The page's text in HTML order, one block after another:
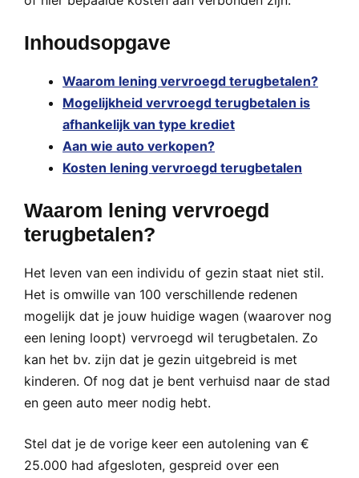
Inhoudsopgave
Waarom lening vervroegd terugbetalen?
Mogelijkheid vervroegd terugbetalen is
afhankelijk van type krediet
Aan wie auto verkopen?
Kosten lening vervroegd terugbetalen
Waarom lening vervroegd
terugbetalen?
Het leven van een individu of gezin staat niet stil.
Het is omwille van 100 verschillende redenen
mogelijk dat je jouw huidige wagen (waarover nog
een lening loopt) vervroegd wil terugbetalen. Zo
kan het bv. zijn dat je gezin uitgebreid is met
kinderen. Of nog dat je bent verhuisd naar de stad
en geen auto meer nodig hebt.
Stel dat je de vorige keer een autolening van €
25.000 had afgesloten, gespreid over een